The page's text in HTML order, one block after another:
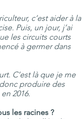
c’est aider à la
Puis, un jour, j’ai
les circuits courts
à germer dans
C’est là que je me
produire des
2016.
les racines ?